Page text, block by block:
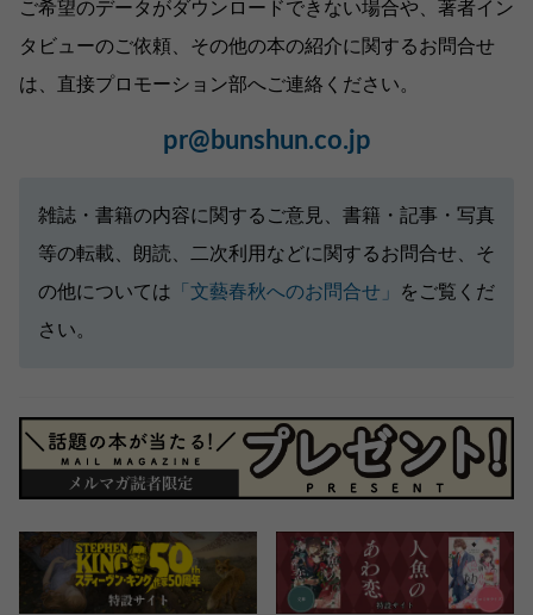
ご希望のデータがダウンロードできない場合や、著者イン
タビューのご依頼、その他の本の紹介に関するお問合せ
は、直接プロモーション部へご連絡ください。
pr@bunshun.co.jp
雑誌・書籍の内容に関するご意見、書籍・記事・写真
等の転載、朗読、二次利用などに関するお問合せ、そ
の他については 「文藝春秋へのお問合せ」
をご覧くだ
さい。